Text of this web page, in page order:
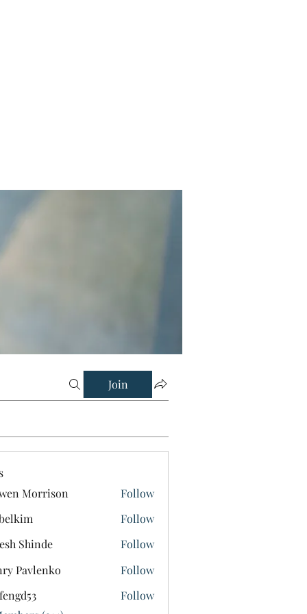
Join
Morrison
Follow
Follow
Shinde
Follow
Pavlenko
Follow
Follow